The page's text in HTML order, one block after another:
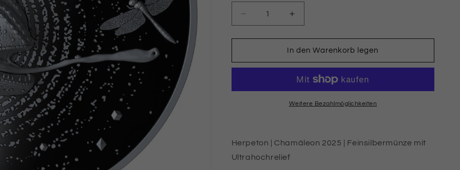
Verringere
die
Menge
HERPETON
CHAMÄLEON
Ultrahochrelief
Proof
Erhöhe
die
Menge
für
HERPETON
CHAMÄLEON
2
Ultrahochrelief
In den Warenkorb legen
Weitere Bezahlmöglichkeiten
Herpeton | Chamäleon 2025 | Feinsilbermünze mit
Ultrahochrelief